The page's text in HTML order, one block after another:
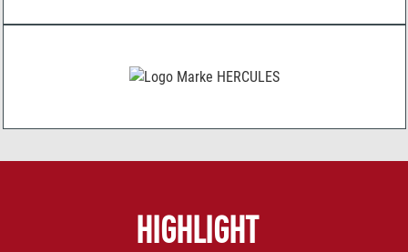
HIGHLIGHT